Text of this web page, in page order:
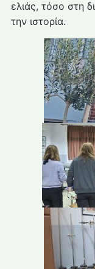
ελιάς, τόσο στη
την ιστορία.